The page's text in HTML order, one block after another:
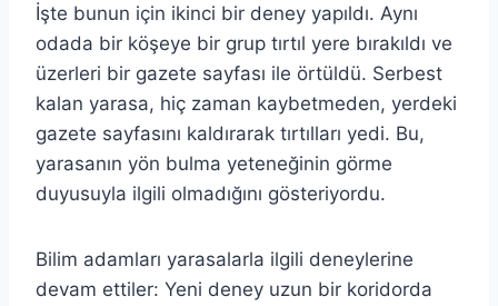
İşte bunun için ikinci bir deney yapıldı. Aynı
odada bir köşeye bir grup tırtıl yere bırakıldı ve
üzerleri bir gazete sayfası ile örtüldü. Serbest
kalan yarasa, hiç zaman kaybetmeden, yerdeki
gazete sayfasını kaldırarak tırtılları yedi. Bu,
yarasanın yön bulma yeteneğinin görme
duyusuyla ilgili olmadığını gösteriyordu.
Bilim adamları yarasalarla ilgili deneylerine
devam ettiler: Yeni deney uzun bir koridorda